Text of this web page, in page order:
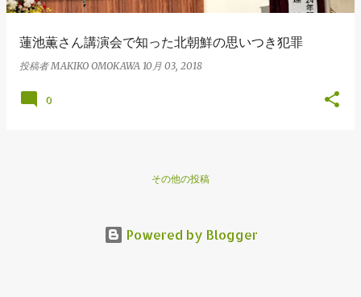
蓮池薫さん講演会で知った北朝鮮の思いつき犯罪
投稿者MAKIKO OMOKAWA 10月 03, 2018
0
その他の投稿
Powered by Blogger